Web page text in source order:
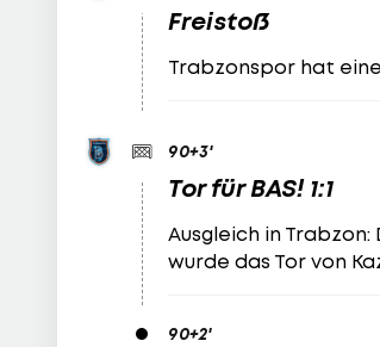
Freistoß
Trabzonspor hat
90+3'
Tor für BAS! 1:1
Ausgleich in
wurde das Tor von
90+2'